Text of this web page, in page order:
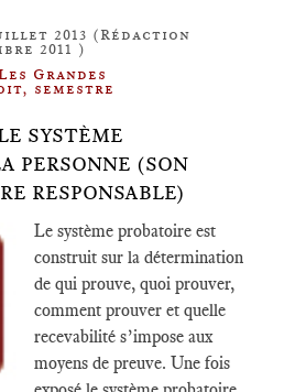
2013 (Rédaction
2011 )
Grandes
semestre
SYSTÈME
PERSONNE (SON
RESPONSABLE)
Le système probatoire est
construit sur la détermination
de qui prouve, quoi prouver,
comment prouver et quelle
recevabilité s’impose aux
moyens de preuve. Une fois